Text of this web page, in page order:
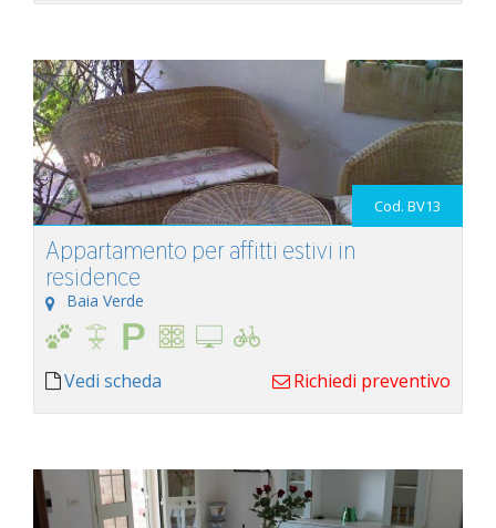
Cod. BV13
Appartamento per affitti estivi in
residence
Baia Verde
Vedi scheda Richiedi preventivo